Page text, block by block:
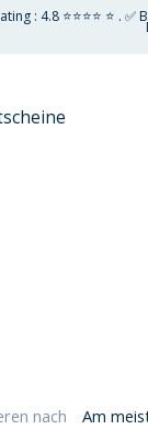
: 4.8 ⭐⭐⭐⭐ ⭐ . ✅
nach Am